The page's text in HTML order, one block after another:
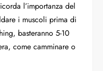
l’importanza del
i muscoli prima di
basteranno 5-10
come camminare o